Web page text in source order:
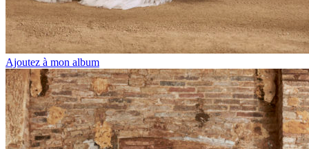
Ajoutez à mon album